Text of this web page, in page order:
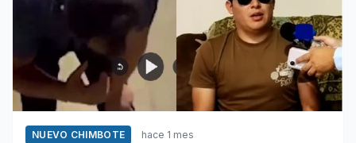
NUEVO CHIMBOTE hace 1 mes